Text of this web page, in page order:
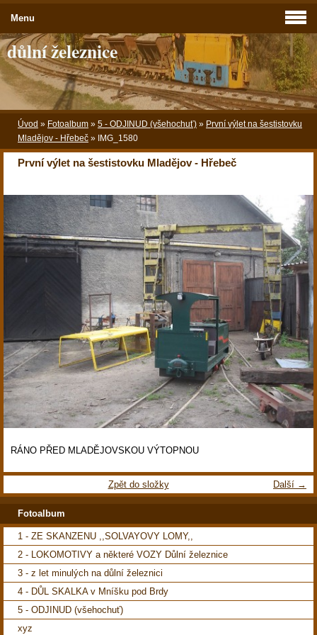
důlní železnice
Úvod » Fotoalbum » 5 - ODJINUD (všehochuť) » První výlet na šestistovku
Mladějov - Hřebeč » IMG_1580
První výlet na šestistovku Mladějov - Hřebeč
RÁNO PŘED MLADĚJOVSKOU VÝTOPNOU
Další →
Zpět do složky
Menu
Fotoalbum
1 - ZE SKANZENU ,,SOLVAYOVY LOMY,,
2 - LOKOMOTIVY a některé VOZY Důlní železnice
3 - z let minulých na důlní železnici
4 - DŮL SKALKA v Mníšku pod Brdy
5 - ODJINUD (všehochuť)
xyz